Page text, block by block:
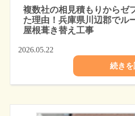
複数社の相見積もりからゼ
た理由！兵庫県川辺郡でル
屋根葺き替え工事
2026.05.22
続き